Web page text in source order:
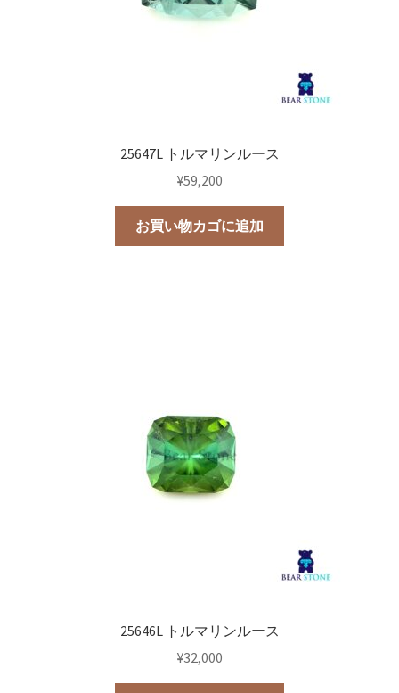
25647L トルマリンルース
¥59,200
お買い物カゴに追加
25646L トルマリンルース
¥32,000